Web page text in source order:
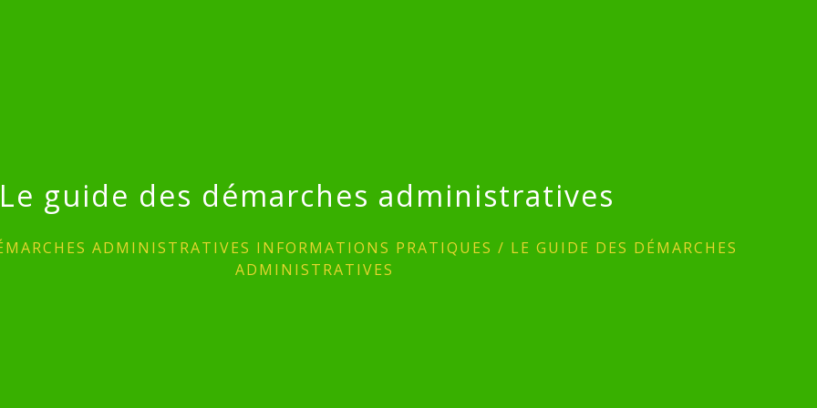
Le guide des démarches administratives
ADMINISTRATIVES INFORMATIONS PRATIQUES / LE GUIDE DES DÉMARCHES
ADMINISTRATIVES